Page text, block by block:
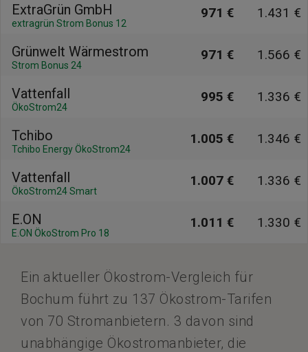
ExtraGrün GmbH
extragrün Strom Bonus 12
971 € 1.431 €
Grünwelt Wärmestrom
Strom Bonus 24
971 € 1.566 €
Vattenfall
ÖkoStrom24
995 € 1.336 €
Tchibo
Tchibo Energy ÖkoStrom24
1.005 € 1.346 €
Vattenfall
ÖkoStrom24 Smart
1.007 € 1.336 €
E.ON
E.ON ÖkoStrom Pro 18
1.011 € 1.330 €
Ein aktueller Ökostrom-Vergleich für
Bochum führt zu 137 Ökostrom-Tarifen
von 70 Stromanbietern. 3 davon sind
unabhängige Ökostromanbieter, die